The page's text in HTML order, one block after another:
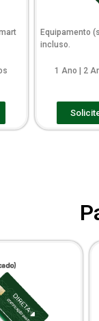
Equipamento
incluso.
1 Ano | 2